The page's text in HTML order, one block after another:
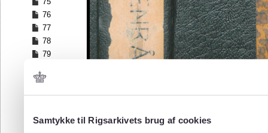
Samtykke til Rigsarkivets brug af cookies
76
77
78
79
81
82
84